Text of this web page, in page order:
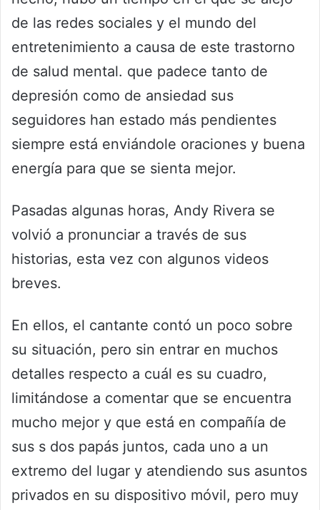
de las redes sociales y el mundo del
entretenimiento a causa de este trastorno
de salud mental. que padece tanto de
depresión como de ansiedad sus
seguidores han estado más pendientes
siempre está enviándole oraciones y buena
energía para que se sienta mejor.
Pasadas algunas horas, Andy Rivera se
volvió a pronunciar a través de sus
historias, esta vez con algunos videos
breves.
En ellos, el cantante contó un poco sobre
su situación, pero sin entrar en muchos
detalles respecto a cuál es su cuadro,
limitándose a comentar que se encuentra
mucho mejor y que está en compañía de
sus s dos papás juntos, cada uno a un
extremo del lugar y atendiendo sus asuntos
privados en su dispositivo móvil, pero muy